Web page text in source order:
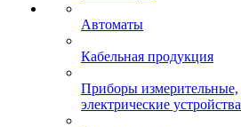
Автоматы
Кабельная продукция
Приборы измерительные,
электрические устройства